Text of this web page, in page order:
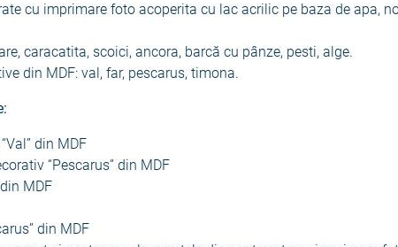
cu imprimare foto acoperita cu lac acrilic pe baza de apa,
caracatita, scoici, ancora, barcă cu pânze, pesti, alge.
din MDF: val, far, pescarus, timona.
din MDF
“Pescarus” din MDF
MDF
din MDF